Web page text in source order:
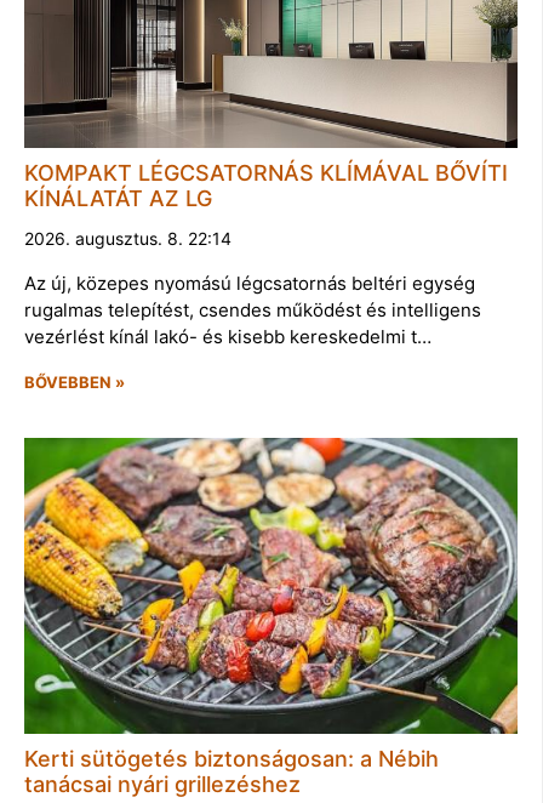
KOMPAKT LÉGCSATORNÁS KLÍMÁVAL BŐVÍTI
KÍNÁLATÁT AZ LG
2026. augusztus. 8. 22:14
Az új, közepes nyomású légcsatornás beltéri egység
rugalmas telepítést, csendes működést és intelligens
vezérlést kínál lakó- és kisebb kereskedelmi t…
BŐVEBBEN »
Kerti sütögetés biztonságosan: a Nébih
tanácsai nyári grillezéshez